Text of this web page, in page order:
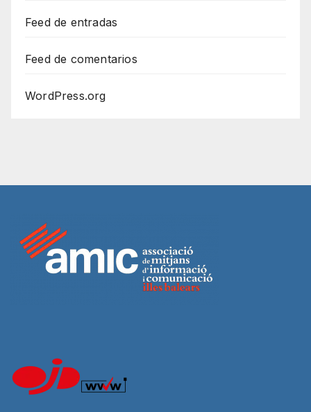
Feed de entradas
Feed de comentarios
WordPress.org